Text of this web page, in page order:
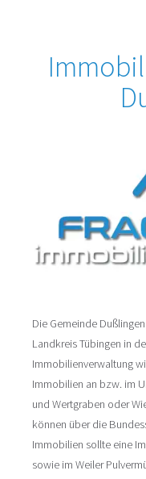
Die Gemeinde
Landkreis Tübingen in
Immobilienverwaltung
Immobilien an bzw. im
und Wertgraben oder
können über die
Immobilien sollte eine
sowie im Weiler